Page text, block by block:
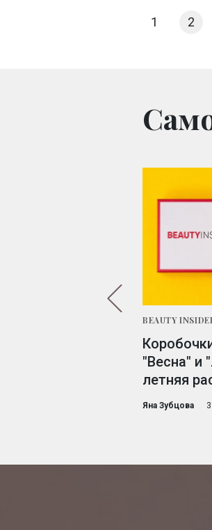
1 2
BEAUTY
"Весна" и
летняя
Яна Зубцова